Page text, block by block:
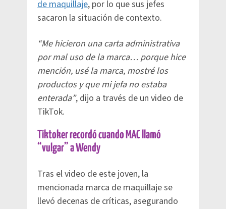
de maquillaje, por lo que sus jefes
sacaron la situación de contexto.
“Me hicieron una carta administrativa
por mal uso de la marca… porque hice
mención, usé la marca, mostré los
productos y que mi jefa no estaba
enterada”, dijo a través de un video de
TikTok.
Tiktoker recordó cuando MAC llamó
“vulgar” a Wendy
Tras el video de este joven, la
mencionada marca de maquillaje se
llevó decenas de críticas, asegurando